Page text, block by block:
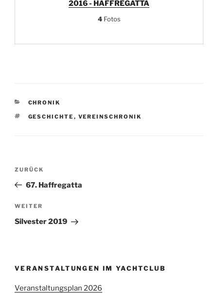
2016 - HAFFREGATTA
4Fotos
KATEGORIEN
CHRONIK
SCHLAGWÖRTER
GESCHICHTE , VEREINSCHRONIK
Beitragsnavigation
Vorheriger
Beitrag
ZURÜCK
67. Haffregatta
Nächster
Beitrag
WEITER
Silvester 2019
VERANSTALTUNGEN IM YACHTCLUB
Veranstaltungsplan 2026